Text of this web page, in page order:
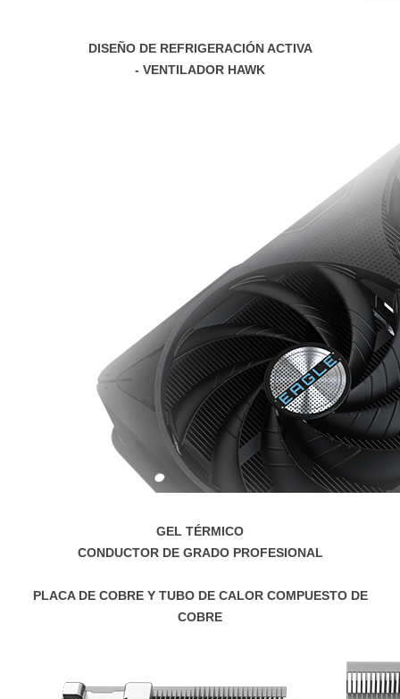
DISEÑO DE REFRIGERACIÓN ACTIVA
- VENTILADOR HAWK
GEL TÉRMICO
CONDUCTOR DE GRADO PROFESIONAL
PLACA DE COBRE Y TUBO DE CALOR COMPUESTO DE
COBRE